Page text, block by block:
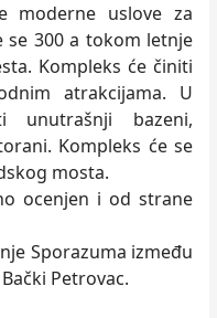
moderne uslove za
se 300 a tokom letnje
Kompleks će činiti
atrakcijama. U
unutrašnji bazeni,
Kompleks će se
mosta.
ocenjen i od strane
Sporazuma između
Petrovac.